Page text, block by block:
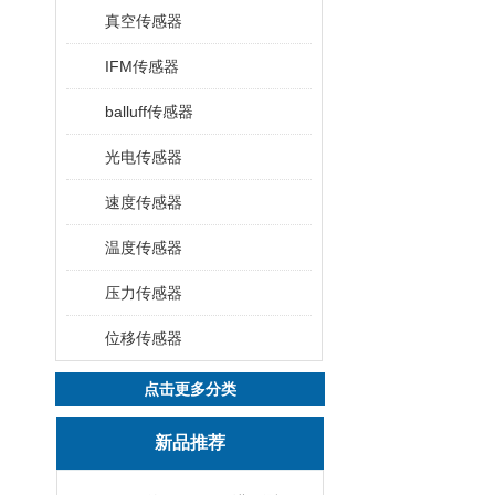
真空传感器
IFM传感器
balluff传感器
光电传感器
速度传感器
温度传感器
压力传感器
位移传感器
点击更多分类
新品推荐